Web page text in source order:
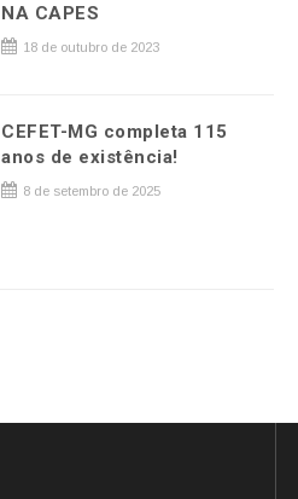
NA CAPES
18 de outubro de 2023
CEFET-MG completa 115
anos de existência!
8 de setembro de 2025